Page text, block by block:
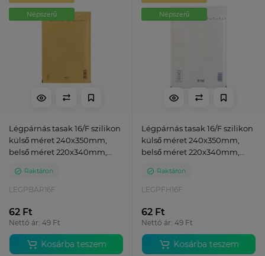
Népszerű
Légpárnás tasak 16/F szilikon
külső méret 240x350mm,
belső méret 220x340mm,
Raktáron
LEGPBAR16F
62 Ft
Nettó ár: 49 Ft
Kosárba teszem
Népszerű
Légpárnás tasak 16/F szilikon
külső méret 240x350mm,
belső méret 220x340mm,
Raktáron
LEGPFH16F
62 Ft
Nettó ár: 49 Ft
Kosárba teszem